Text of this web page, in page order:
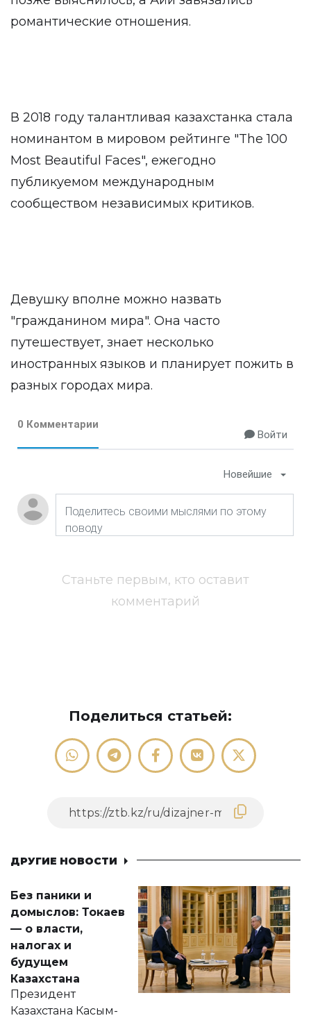
романтические отношения.
В 2018 году талантливая казахстанка стала
номинантом в мировом рейтинге "The 100
Most Beautiful Faces", ежегодно
публикуемом международным
сообществом независимых критиков.
Девушку вполне можно назвать
"гражданином мира". Она часто
путешествует, знает несколько
иностранных языков и планирует пожить в
разных городах мира.
0 Комментарии
Войти
Новейшие
Станьте первым, кто оставит
комментарий
Поделиться статьей:
ДРУГИЕ НОВОСТИ
Без паники и
домыслов: Токаев
— о власти,
налогах и
будущем
Казахстана
Президент
Казахстана Касым-